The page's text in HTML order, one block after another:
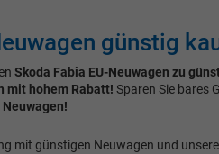
günstig
Skoda Fabia EU-Neuwagen zu
mit hohem Rabatt! Sparen Sie bares
mit günstigen Neuwagen und